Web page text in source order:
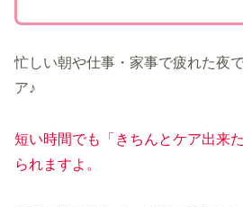
忙しい朝や仕事・家事で疲れた夜
ア♪
短い時間でも「きちんとケア出来
られますよ。